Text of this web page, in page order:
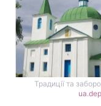
Традиції та